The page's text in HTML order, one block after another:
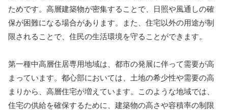
ためです。高層建築物が密集することで、日照や風通しの確
保が困難になる場合があります。また、住宅以外の用途が制
限されることで、住民の生活環境を守ることができます。
第一種中高層住居専用地域は、都市の発展に伴って需要が高
まっています。都心部においては、土地の希少性や需要の高
まりから、高層住宅が増えています。このような地域では、
住宅の供給を確保するために、建築物の高さや容積率の制限